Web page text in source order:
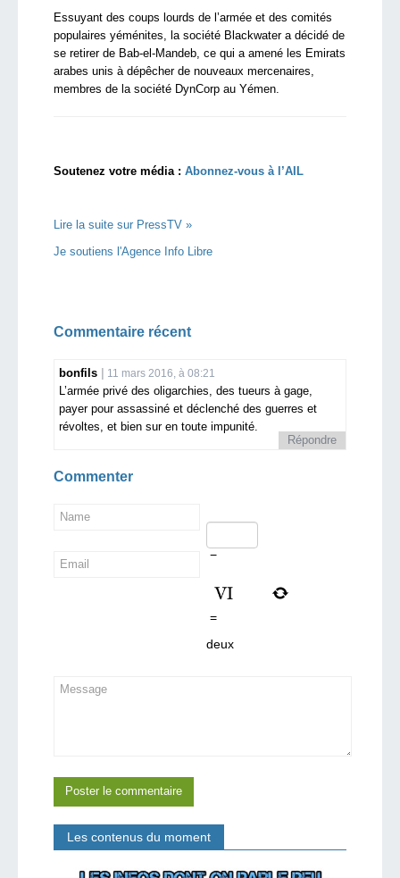
Essuyant des coups lourds de l’armée et des comités
populaires yéménites, la société Blackwater a décidé de
se retirer de Bab-el-Mandeb, ce qui a amené les Emirats
arabes unis à dépêcher de nouveaux mercenaires,
membres de la société DynCorp au Yémen.
Soutenez votre média : Abonnez-vous à l’AIL
Lire la suite sur PressTV »
Je soutiens l'Agence Info Libre
Commentaire récent
bonfils 11 mars 2016, à 08:21
L’armée privé des oligarchies, des tueurs à gage,
payer pour assassiné et déclenché des guerres et
révoltes, et bien sur en toute impunité.
Répondre
Commenter
−
=
deux
Les contenus du moment